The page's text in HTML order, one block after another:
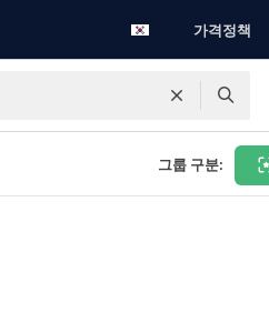
가격정책
그룹 구분: